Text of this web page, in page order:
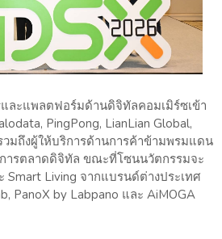
ละแพลตฟอร์มด้านดิจิทัลคอมเมิร์ซเข้า
PingPong, LianLian Global,
วมถึงผู้ให้บริการด้านการค้าข้ามพรมแดน
ารตลาดดิจิทัล ขณะที่โซนนวัตกรรมจะ
Smart Living จากแบรนด์ต่างประเทศ
PanoX by Labpano และ AiMOGA